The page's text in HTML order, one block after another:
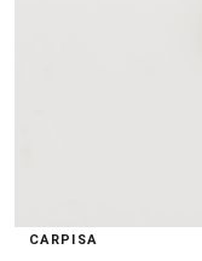
CARPISA